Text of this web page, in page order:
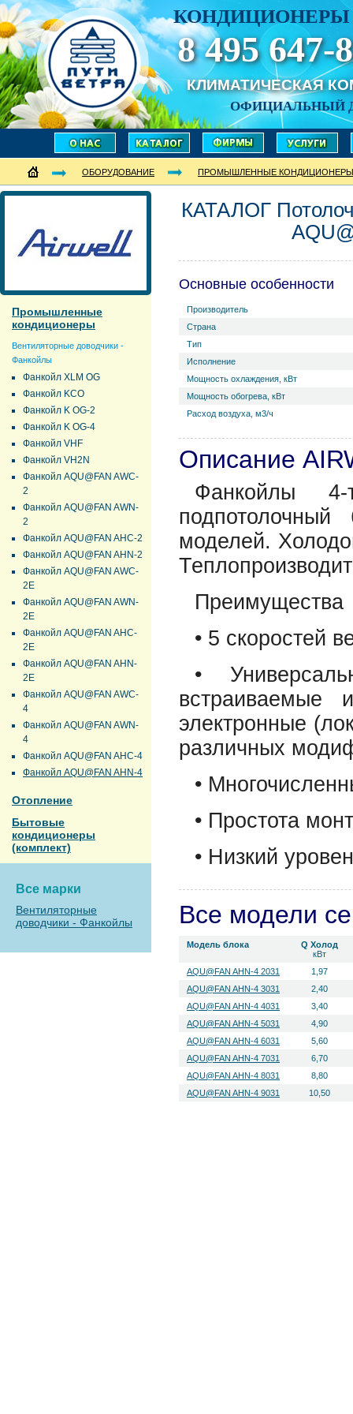
КОНДИЦИОНЕРЫ
8 495 647-
КЛИМАТИЧЕСКАЯ
ОФИЦИАЛЬНЫЙ
ОБОРУДОВАНИЕ ПРОМЫШЛЕННЫЕ КОНДИЦИОНЕРЫ
Промышленные
кондиционеры
Вентиляторные доводчики -
Фанкойлы
Фанкойл XLM OG
Фанкойл KCO
Фанкойл K OG-2
Фанкойл K OG-4
Фанкойл VHF
Фанкойл VH2N
Фанкойл AQU@FAN AWC-
2
Фанкойл AQU@FAN AWN-
2
Фанкойл AQU@FAN AHC-2
Фанкойл AQU@FAN AHN-2
Фанкойл AQU@FAN AWC-
2E
Фанкойл AQU@FAN AWN-
2E
Фанкойл AQU@FAN AHC-
2E
Фанкойл AQU@FAN AHN-
2E
Фанкойл AQU@FAN AWC-
4
Фанкойл AQU@FAN AWN-
4
Фанкойл AQU@FAN AHC-4
Фанкойл AQU@FAN AHN-4
Отопление
Бытовые
кондиционеры
(комплект)
Все марки
Вентиляторные
доводчики - Фанкойлы
КАТАЛОГ
Основные особенности
Производитель
Страна
Тип
Исполнение
Мощность охлаждения, кВт
Мощность обогрева, кВт
Расход воздуха, м3/ч
Описание
Фанкойлы
моделей.
Преимущества
• 5 скоростей
•
встраиваемые
электронные
различных
•
• Простота
• Низкий
Все модели
Модель блока
Q Холод
кВт
AQU@FAN AHN-4 2031
1,97
AQU@FAN AHN-4 3031
2,40
AQU@FAN AHN-4 4031
3,40
AQU@FAN AHN-4 5031
4,90
AQU@FAN AHN-4 6031
5,60
AQU@FAN AHN-4 7031
6,70
AQU@FAN AHN-4 8031
8,80
AQU@FAN AHN-4 9031
10,50